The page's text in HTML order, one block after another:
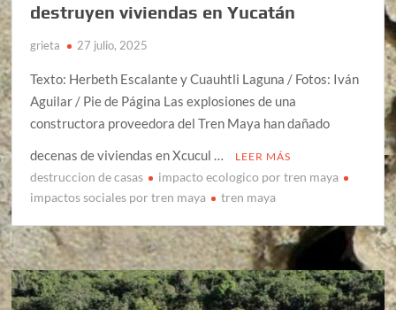
destruyen viviendas en Yucatán
grieta 27 julio, 2025
Texto: Herbeth Escalante y Cuauhtli Laguna / Fotos: Iván
Aguilar / Pie de Página Las explosiones de una
constructora proveedora del Tren Maya han dañado
decenas de viviendas en Xcucul …
LEER MÁS
destruccion de casas
impacto ecologico por tren maya
impactos sociales por tren maya
tren maya